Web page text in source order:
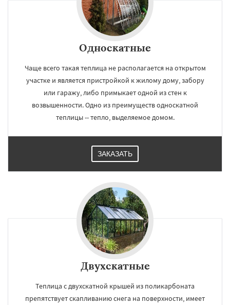
Односкатные
Чаще всего такая теплица не располагается на открытом
участке и является пристройкой к жилому дому, забору
или гаражу, либо примыкает одной из стен к
возвышенности. Одно из преимуществ односкатной
теплицы -- тепло, выделяемое домом.
ЗАКАЗАТЬ
Двухскатные
Теплица с двухскатной крышей из поликарбоната
препятствует скапливанию снега на поверхности, имеет